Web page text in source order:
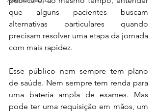
que alguns pacientes buscam
alternativas particulares quando
precisam resolver uma etapa da jornada
com mais rapidez.
Esse público nem sempre tem plano
de saúde. Nem sempre tem renda para
uma bateria ampla de exames. Mas
pode ter uma requisição em mãos, um